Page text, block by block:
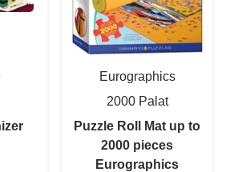
Eurographics
2000 Palat
Puzzle Roll Mat up to
2000 pieces
Eurographics